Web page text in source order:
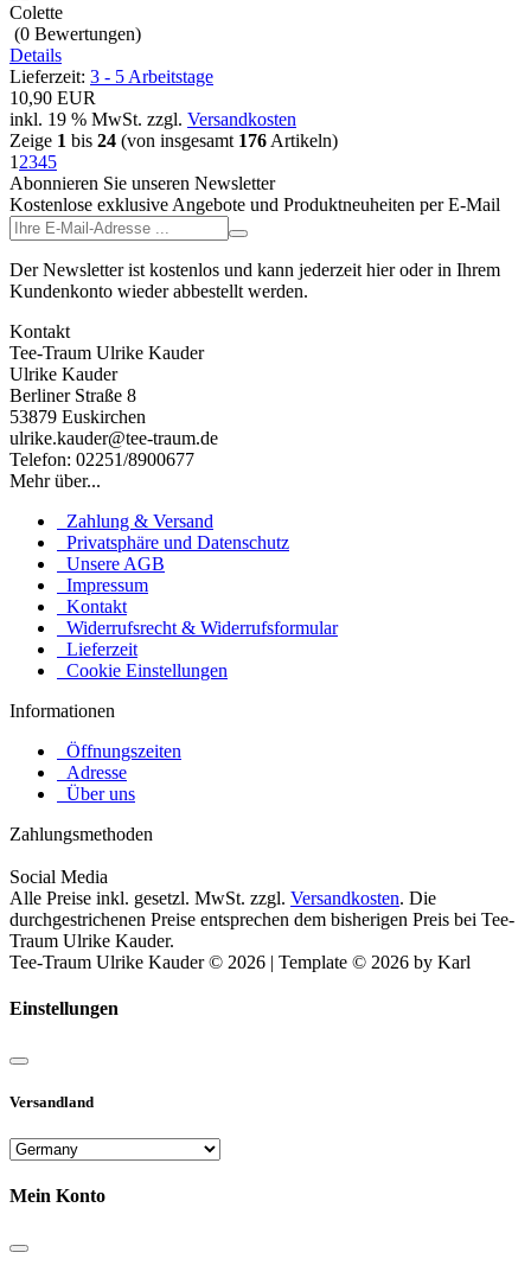
Colette
(0 Bewertungen)
Details
Lieferzeit: 3 - 5 Arbeitstage
10,90 EUR
inkl. 19 % MwSt. zzgl. Versandkosten
Zeige 1 bis 24 (von insgesamt 176 Artikeln)
1 2345
Abonnieren Sie unseren Newsletter
Kostenlose exklusive Angebote und Produktneuheiten per E-Mail
Der Newsletter ist kostenlos und kann jederzeit hier oder in Ihrem
Kundenkonto wieder abbestellt werden.
Kontakt
Tee-Traum Ulrike Kauder
Ulrike Kauder
Berliner Straße 8
53879 Euskirchen
ulrike.kauder@tee-traum.de
Telefon: 02251/8900677
Mehr über...
Zahlung & Versand
Privatsphäre und Datenschutz
Unsere AGB
Impressum
Kontakt
Widerrufsrecht & Widerrufsformular
Lieferzeit
Cookie Einstellungen
Informationen
Öffnungszeiten
Adresse
Über uns
Zahlungsmethoden
Social Media
Alle Preise inkl. gesetzl. MwSt. zzgl. Versandkosten. Die
durchgestrichenen Preise entsprechen dem bisherigen Preis bei Tee-
Traum Ulrike Kauder.
Tee-Traum Ulrike Kauder © 2026 | Template © 2026 by Karl
Einstellungen
Versandland
Mein Konto